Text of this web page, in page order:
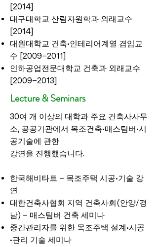
[2014]
대구대학교 산림자원학과 외래교수
[2014]
대원대학교 건축·인테리어계열 겸임교
수 [2009–2011]
인하공업전문대학교 건축과 외래교수
[2009–2013]
Lecture & Seminars
30여 개 이상의 대학과 주요 건축사사무
소, 공공기관에서 목조건축·매스팀버·시
공기술에 관한
강연을 진행했습니다.
한국해비타트 – 목조주택 시공·기술 강
연
대한건축사협회 지역 건축사회(안양/경
남) – 매스팀버 건축 세미나
중간관리자를 위한 목조주택 설계·시공
·관리 기술 세미나